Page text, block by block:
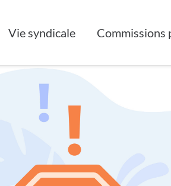
Vie syndicale Commissions